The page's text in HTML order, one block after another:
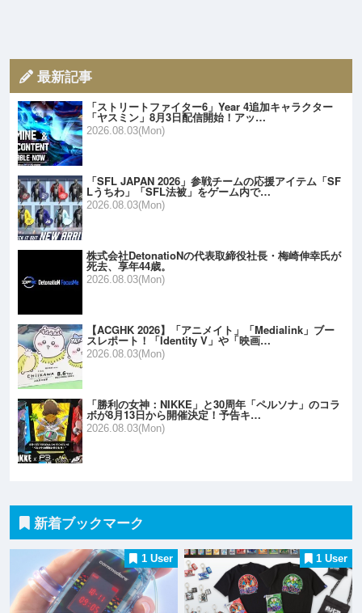
最新記事
「ストリートファイター6」Year 4追加キャラクター
「ヤスミン」8月3日配信開始！アッ…
2026.08.03(Mon)
「SFL JAPAN 2026」参戦チームの応援アイテム「SF
Lうちわ」「SFL法被」をゲーム内で…
2026.08.03(Mon)
株式会社DetonatioNの代表取締役社長・梅崎伸幸氏が
死去、享年44歳。
2026.08.03(Mon)
【ACGHK 2026】「アニメイト」「Medialink」ブー
スレポート！「Identity V」や「映画…
2026.08.03(Mon)
「勝利の女神：NIKKE」と30周年「ペルソナ」のコラ
ボが8月13日から開催決定！予告キ…
2026.08.03(Mon)
新着ブックマーク
1 User 1 User